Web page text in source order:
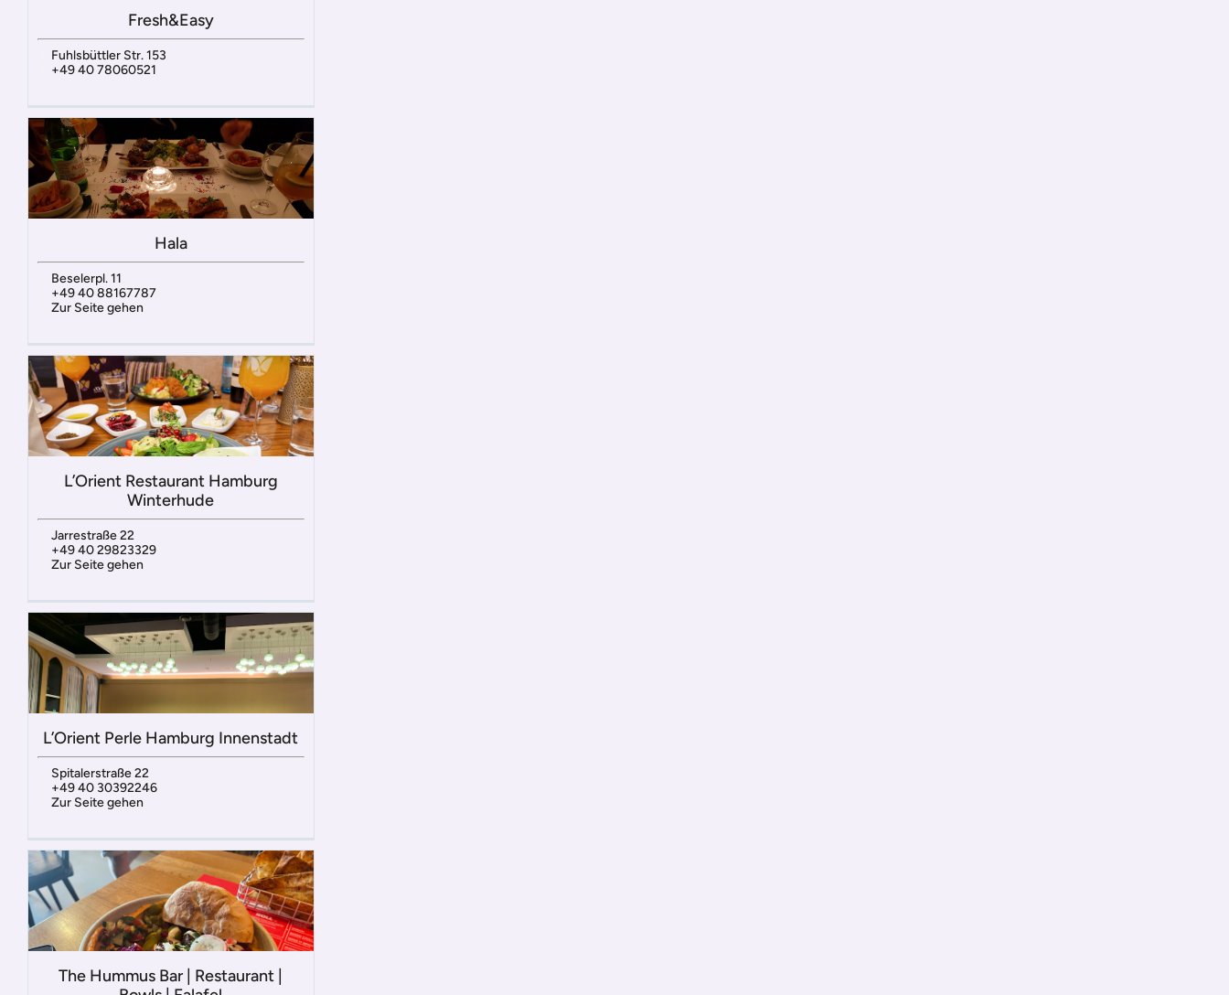
Fresh&Easy
Fuhlsbüttler Str. 153
+49 40 78060521
Hala
Beselerpl. 11
+49 40 88167787
Zur Seite gehen
L’Orient Restaurant Hamburg
Winterhude
Jarrestraße 22
+49 40 29823329
Zur Seite gehen
L’Orient Perle Hamburg Innenstadt
Spitalerstraße 22
+49 40 30392246
Zur Seite gehen
The Hummus Bar | Restaurant |